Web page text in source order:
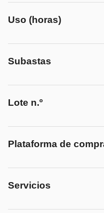
Uso (horas)
Subastas
Lote n.º
Plataforma de
Servicios